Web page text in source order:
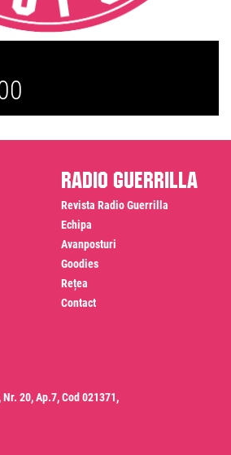
Radio Guerrilla
Revista Radio Guerrilla
Echipa
Avanposturi
Goodies
Rețea
Contact
20, Ap.7, Cod 021371,